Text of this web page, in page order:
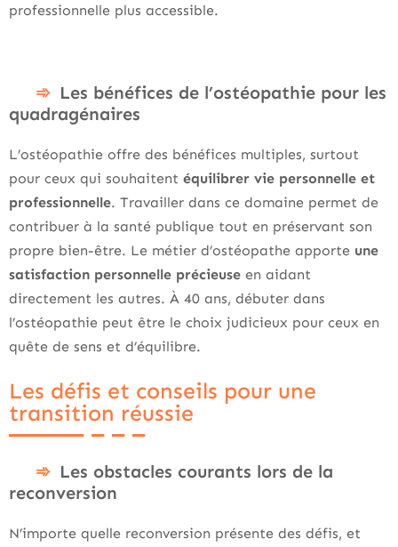
professionnelle plus accessible.
Les bénéfices de l’ostéopathie pour les
quadragénaires
L’ostéopathie offre des bénéfices multiples, surtout
pour ceux qui souhaitent équilibrer vie personnelle et
professionnelle. Travailler dans ce domaine permet de
contribuer à la santé publique tout en préservant son
propre bien-être. Le métier d’ostéopathe apporte une
satisfaction personnelle précieuse en aidant
directement les autres. À 40 ans, débuter dans
l’ostéopathie peut être le choix judicieux pour ceux en
quête de sens et d’équilibre.
Les défis et conseils pour une
transition réussie
Les obstacles courants lors de la
reconversion
N’importe quelle reconversion présente des défis, et